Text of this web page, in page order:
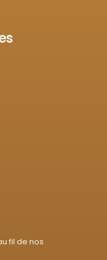
fil de nos